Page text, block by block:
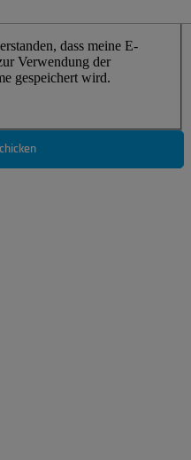
dass meine E-
Verwendung der
gespeichert wird.